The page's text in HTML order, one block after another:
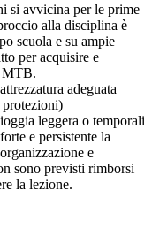
si avvicina per le prime
alla disciplina è
scuola e su ampie
per acquisire e
MTB.
adeguata
leggera o temporali
e persistente la
e
sono previsti rimborsi
la lezione.